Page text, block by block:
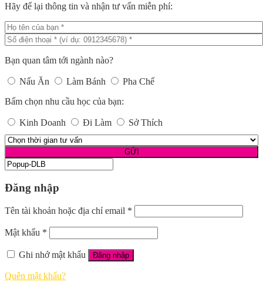
Hãy để lại thông tin và nhận tư vấn miễn phí:
Bạn quan tâm tới ngành nào?
Nấu Ăn Làm Bánh
Pha Chế
Bấm chọn nhu cầu học của bạn:
Kinh Doanh Đi Làm Sở Thích
Đăng nhập
Tên tài khoản hoặc địa chỉ email *
Mật khẩu *
Ghi nhớ mật khẩu Đăng nhập
Quên mật khẩu?